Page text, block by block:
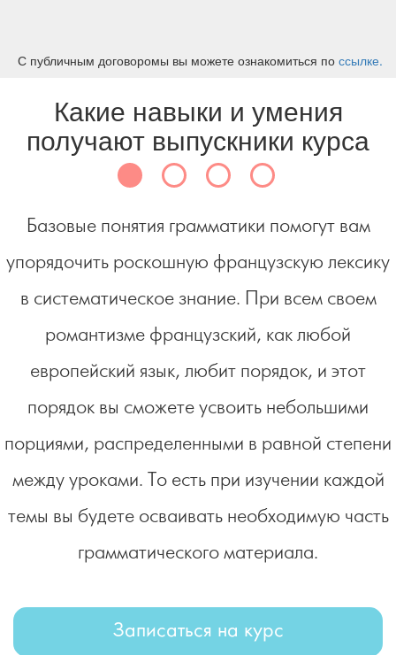
С публичным договоромы вы можете ознакомиться по ссылке.
Какие навыки и умения
получают выпускники курса
Базовые понятия грамматики помогут вам
упорядочить роскошную французскую лексику
в систематическое знание. При всем своем
романтизме французский, как любой
европейский язык, любит порядок, и этот
порядок вы сможете усвоить небольшими
порциями, распределенными в равной степени
между уроками. То есть при изучении каждой
темы вы будете осваивать необходимую часть
грамматического материала.
Записаться на курс